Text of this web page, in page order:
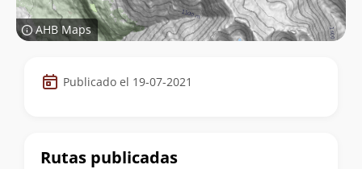
AHB Maps
Datos
de
cumbre
Publicado el 19-07-2021
Rutas publicadas